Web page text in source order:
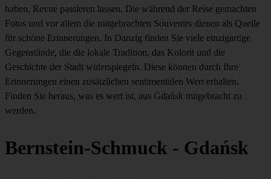
haben, Revue passieren lassen. Die während der Reise gemachten
Fotos und vor allem die mitgebrachten Souvenirs dienen als Quelle
für schöne Erinnerungen. In Danzig finden Sie viele einzigartige
Gegenstände, die die lokale Tradition, das Kolorit und die
Geschichte der Stadt widerspiegeln. Diese können durch Ihre
Erinnerungen einen zusätzlichen sentimentalen Wert erhalten.
Finden Sie heraus, was es wert ist, aus Gdańsk mitgebracht zu
werden.
Bernstein-Schmuck - Gdańsk